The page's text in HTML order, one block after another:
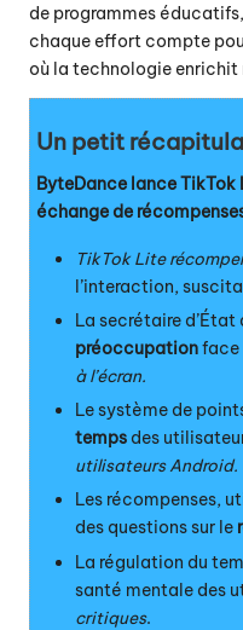
de programmes
chaque effort compte
où la technologie enrichit
Un petit
ByteDance lance TikTok
échange de
TikTok Lite
l’interaction,
La secrétaire d’État
préoccupationface
à l’écran.
Le système de
temps des
utilisateurs Android.
Les récompenses,
des questions sur le
La régulation du
santé mentale des
critiques.